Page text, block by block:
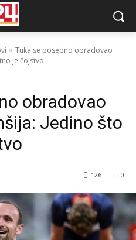
Tuka se posebno obradovao
je čojstvo
obradovao
Jedino što
0
126